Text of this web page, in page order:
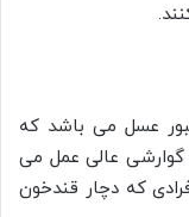
عسل می باشد که
گوارشی عالی عمل می
که دچار قندخون